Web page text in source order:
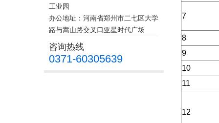
工业园
办公地址：河南省郑州市二七区大学
路与嵩山路交叉口亚星时代广场
咨询热线
0371-60305639
7
8
9
10
11
12